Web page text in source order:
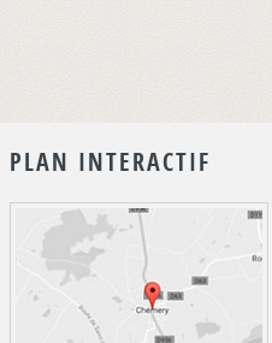
PLAN INTERACTIF